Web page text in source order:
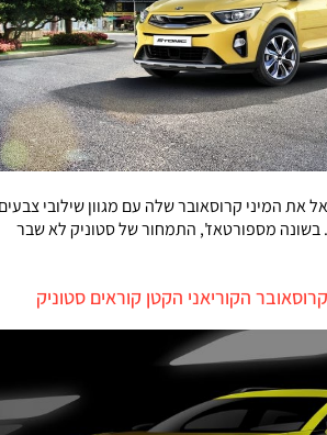
את המיני קרוסאובר שלה עם מגוון שילובי צבעים
מספורטאז', התמחור של סטוניק לא שבר
הקוריאני הקטן קוראים סטוניק